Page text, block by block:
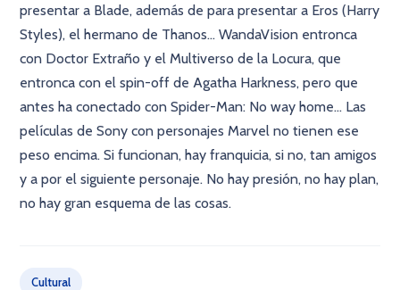
presentar a Blade, además de para presentar a Eros (Harry
Styles), el hermano de Thanos... WandaVision entronca
con Doctor Extraño y el Multiverso de la Locura, que
entronca con el spin-off de Agatha Harkness, pero que
antes ha conectado con Spider-Man: No way home... Las
películas de Sony con personajes Marvel no tienen ese
peso encima. Si funcionan, hay franquicia, si no, tan amigos
y a por el siguiente personaje. No hay presión, no hay plan,
no hay gran esquema de las cosas.
Cultural